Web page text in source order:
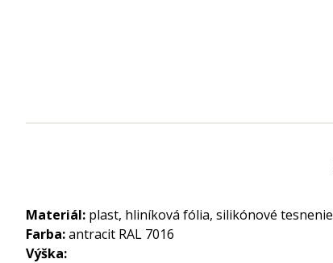
Materiál: plast, hliníková fólia, silikónové tesnenie
Farba:antracit RAL 7016
Výška: